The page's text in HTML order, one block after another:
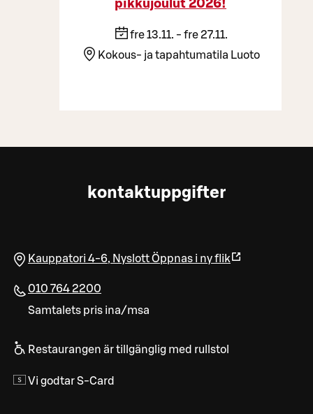
pikkujoulut 2026!
fre 13.11. - fre 27.11.
Kokous- ja tapahtumatila Luoto
kontaktuppgifter
Kauppatori 4-6, NyslottÖppnas i ny flik
010 764 2200
Samtalets pris ina/msa
Restaurangen är tillgänglig med rullstol
Vi godtar S-Card